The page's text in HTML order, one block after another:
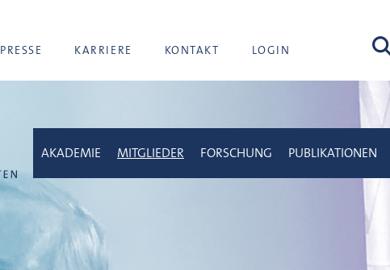
PRESSE KARRIERE KONTAKT LOGIN Suche
AKADEMIE MITGLIEDER FORSCHUNG PUBLIKATIONEN